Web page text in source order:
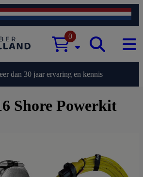
0
dan 30 jaar ervaring en kennis
Shore Powerkit